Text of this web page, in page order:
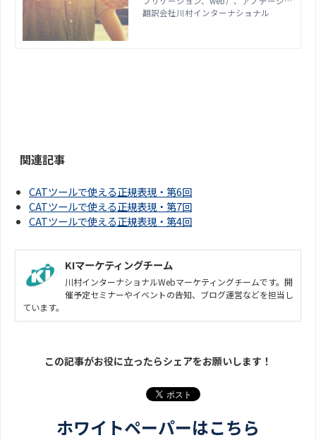
ンなど、言語のプロフェッショナルな
翻訳会社川村インターナショナル
関連記事
CATツールで使える正規表現・第6回
CATツールで使える正規表現・第7回
CATツールで使える正規表現・第4回
KIマーケティングチーム
川村インターナショナルWebマーケティングチームです。開
催予定セミナーやイベントの告知、ブログ運営などを担当し
ています。
この記事がお役に立ったらシェアをお願いします！
ホワイトペーパーはこちら